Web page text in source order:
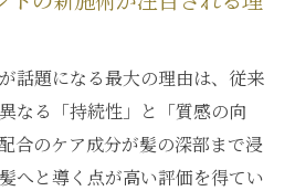
話題になる最大の理由は、従来
なる「持続性」と「質感の向
合のケア成分が髪の深部まで浸
へと導く点が高い評価を得てい